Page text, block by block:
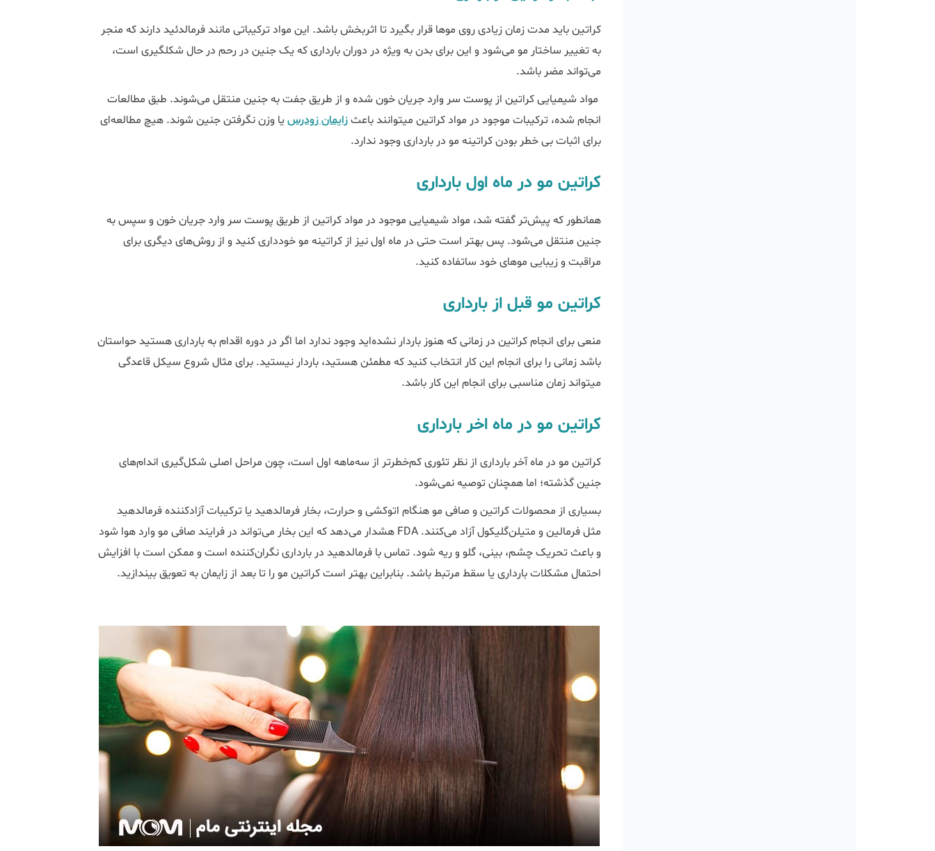
کراتین باید مدت زمان زیادی روی موها قرار بگیرد تا اثربخش باشد. این مواد ترکیباتی مانند فرمالدئید دارند که منجر
به تغییر ساختار مو می‌شود و این برای بدن به ویژه در دوران بارداری که یک جنین در رحم در حال شکل‎گیری است،
می‎‌تواند مضر باشد.
مواد شیمیایی کراتین از پوست سر وارد جریان خون شده و از طریق جفت به جنین منتقل می‌شوند. طبق مطالعات
انجام شده، ترکیبات موجود در مواد کراتین می‎توانند باعث
زایمان زودرسیا وزن نگرفتن جنین شوند. هیچ مطالعه‌ای
برای اثبات بی خطر بودن کراتینه مو در بارداری وجود ندارد.
کراتین مو در ماه اول بارداری
همانطور که پیش‌تر گفته شد، مواد شیمیایی موجود در مواد کراتین از طریق پوست سر وارد جریان خون و سپس به
جنین منتقل می‌شود. پس بهتر است حتی در ماه اول نیز از کراتینه مو خودداری کنید و از روش‌های دیگری برای
مراقبت و زیبایی موهای خود ساتفاده کنید.
کراتین مو قبل از بارداری
منعی برای انجام کراتین در زمانی که هنوز باردار نشده‌اید وجود ندارد اما اگر در دوره اقدام به بارداری هستید حواس‎تان
باشد زمانی را برای انجام این کار انتخاب کنید که مطمئن هستید، باردار نیستید. برای مثال شروع سیکل قاعدگی
می‎تواند زمان مناسبی برای انجام این کار باشد.
کراتین مو در ماه اخر بارداری
کراتین مو در ماه آخر بارداری از نظر تئوری کم‌خطرتر از سه‌ماهه اول است، چون مراحل اصلی شکل‌گیری اندام‌های
جنین گذشته؛ اما همچنان توصیه نمی‌شود.
بسیاری از محصولات کراتین و صافی مو هنگام اتوکشی و حرارت، بخار فرمالدهید یا ترکیبات آزادکننده فرمالدهید
مثل فرمالین و متیلن‌گلیکول آزاد می‌کنند. FDA هشدار می‌دهد که این بخار می‌تواند در فرایند صافی مو وارد هوا شود
و باعث تحریک چشم، بینی، گلو و ریه شود. تماس با فرمالدهید در بارداری نگران‌کننده است و ممکن است با افزایش
احتمال مشکلات بارداری یا سقط مرتبط باشد. بنابراین بهتر است کراتین مو را تا بعد از زایمان به تعویق بیندازید.